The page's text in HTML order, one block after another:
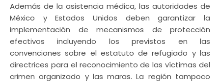
Además de la asistencia médica, las autoridades de
México y Estados Unidos deben garantizar la
implementación de mecanismos de protección
efectivos incluyendo los previstos en las
convenciones sobre el estatuto de refugiado y las
directrices para el reconocimiento de las víctimas del
crimen organizado y las maras.La región tampoco